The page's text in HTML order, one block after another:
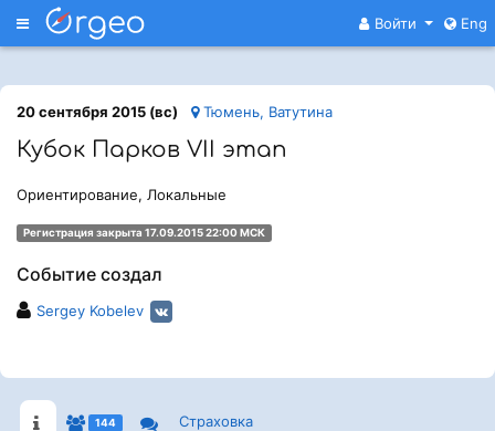
Меню Войти Eng
20 сентября 2015 (вс) Тюмень, Ватутина
Кубок Парков VII этап
Ориентирование, Локальные
Регистрация закрыта 17.09.2015 22:00 МСК
Событие создал
Sergey Kobelev
144 Страховка